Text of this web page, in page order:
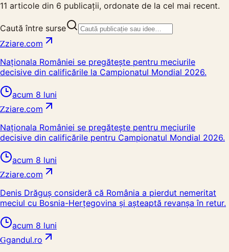
11 articole din 6 publicații, ordonate de la cel mai recent.
Caută între surse
Zziare.com
Naționala României se pregătește pentru meciurile
decisive din calificările la Campionatul Mondial 2026.
acum 8 luni
Zziare.com
Naționala României se pregătește pentru meciurile
decisive din calificările pentru Campionatul Mondial 2026.
acum 8 luni
Zziare.com
Denis Drăguș consideră că România a pierdut nemeritat
meciul cu Bosnia-Herțegovina și așteaptă revanșa în retur.
acum 8 luni
Ggandul.ro